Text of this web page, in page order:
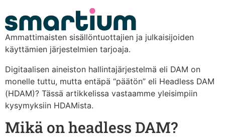
Ammattimaisten sisällöntuottajien ja julkaisijoiden
käyttämien järjestelmien tarjoaja.
Digitaalisen aineiston hallintajärjestelmä eli DAM on
monelle tuttu, mutta entäpä “päätön” eli Headless DAM
(HDAM)? Tässä artikkelissa vastaamme yleisimpiin
kysymyksiin HDAMista.
Mikä on headless DAM?